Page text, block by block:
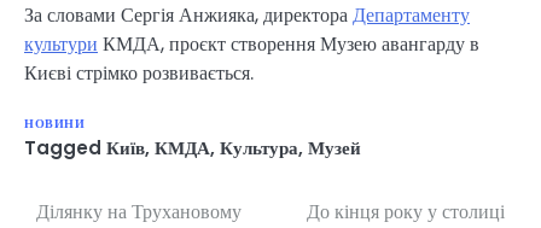
За словами Сергія Анжияка, директораДепартаменту
культури КМДА, проєкт створення Музею авангарду в
Києві стрімко розвивається.
НОВИНИ
Tagged Київ, КМДА, Культура, Музей
Навігація
Ділянку на Трухановому
До кінця року у столиці